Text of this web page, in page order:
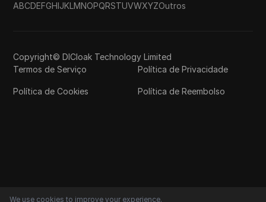
ABCDEFGHIJKLMNOPQRSTUVWXYZOutros
Copyright© DICloak Technology Limited
Termos de Serviço
Política de Privacidade
Política de Cookies Política de Reembolso
We use cookies to improve your experience.